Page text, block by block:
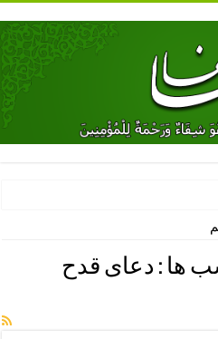
دعای جلب محبت شوهر
ذکرهای روزی‌ بخش
– دعای یا من اظهر الجمیل برای
آن ها – ذکر مخصوص مستجاب الدعوه
ها : دعای قدح